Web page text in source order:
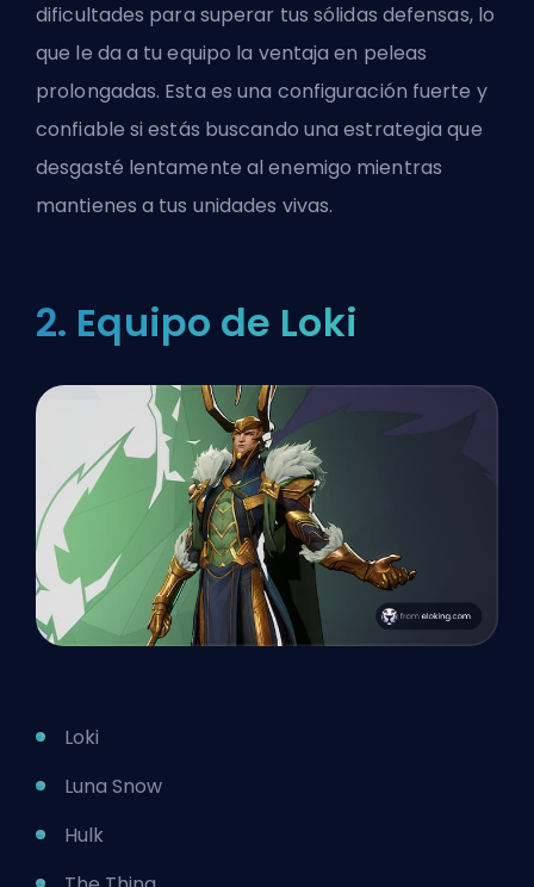
dificultades para superar tus sólidas defensas, lo
que le da a tu equipo la ventaja en peleas
prolongadas. Esta es una configuración fuerte y
confiable si estás buscando una estrategia que
desgasté lentamente al enemigo mientras
mantienes a tus unidades vivas.
2. Equipo de Loki
Loki
Luna Snow
Hulk